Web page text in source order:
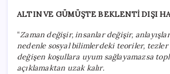
ALTIN VE GÜMÜŞTE BEKLENTİ DIŞI
“Zaman değişir, insanlar değişir,
nedenle sosyal bilimlerdeki teoriler, tezler
değişen koşullara uyum sağlayamazsa
açıklamaktan uzak kalır.